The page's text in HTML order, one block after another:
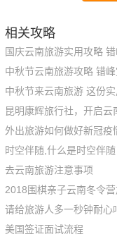
相关攻略
国庆云南旅游实用攻略
中秋节云南旅游攻略 错
中秋节来云南旅游 这份
昆明康辉旅行社，开启云
外出旅游如何做好新冠疫
时空伴随,什么是时空伴随
去云南旅游注意事项
2018围棋亲子云南冬令
请给旅游人多一秒钟耐心
美国签证面试流程